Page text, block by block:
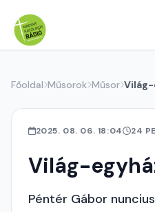
Főoldal Műsorok Műsor Világ-
2025. 08. 06. 18:04 24
Világ-
Péntér Gábor